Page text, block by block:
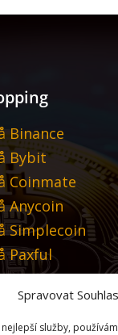
Spravovat Souhlas
služby,
Binance
Bybit
Coinmate
Anycoin
Simplecoin
Paxful